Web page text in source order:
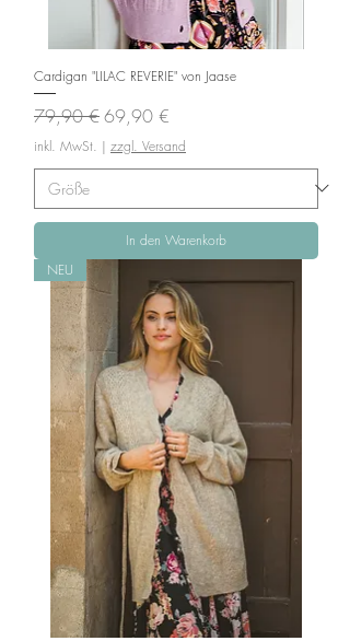
Cardigan "LILAC REVERIE" von Jaase
Standardpreis
79,90 €Sale-Preis
69,90 €
inkl. MwSt. | zzgl. Versand
In den Warenkorb
NEU